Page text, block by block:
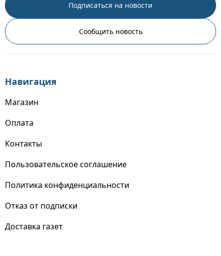
Подписаться на новости
Сообщить новость
Навигация
Магазин
Оплата
Контакты
Пользовательское соглашение
Политика конфиденциальности
Отказ от подписки
Доставка газет